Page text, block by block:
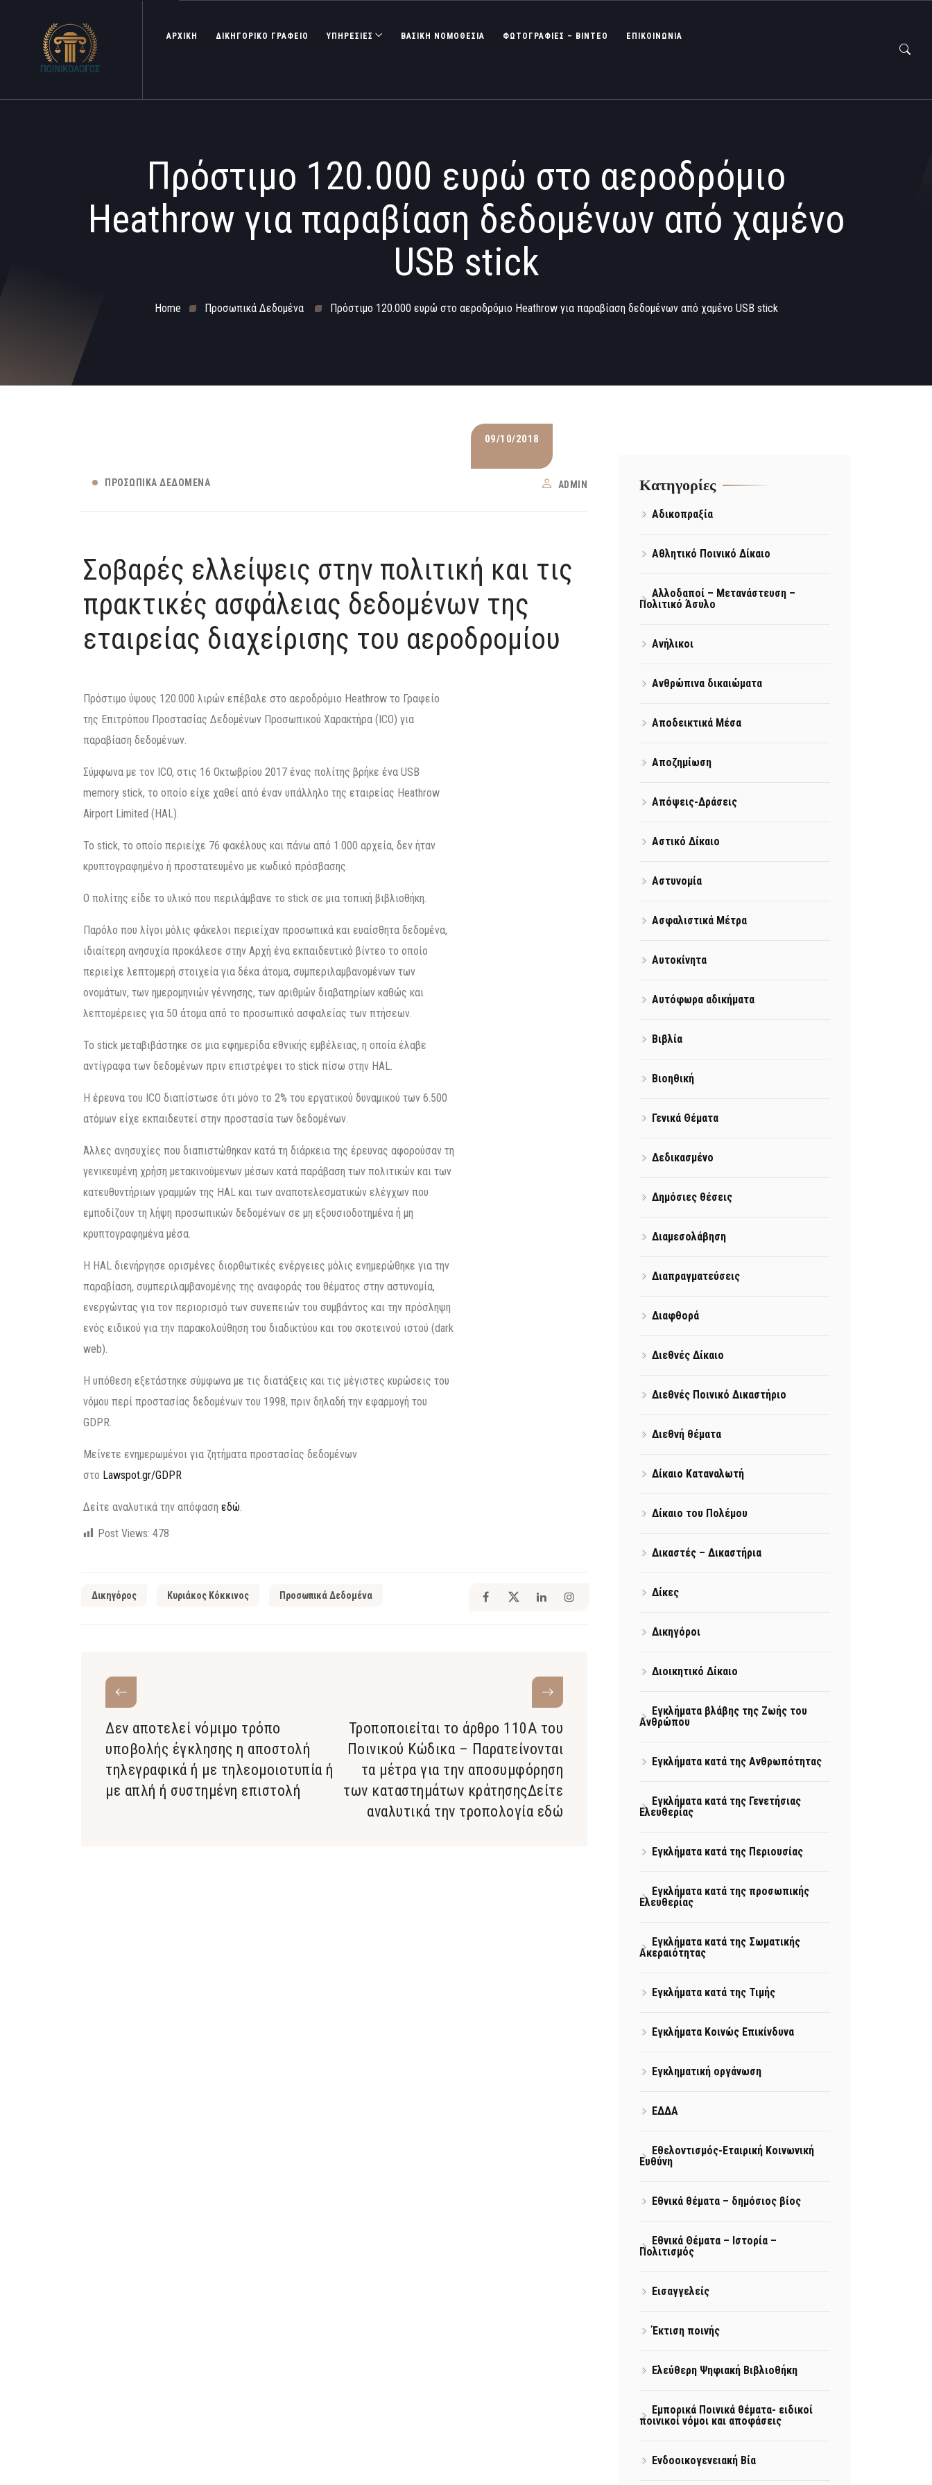
ΑΡΧΙΚΗ ΔΙΚΗΓΟΡΙΚΟ ΓΡΑΦΕΙΟ ΥΠΗΡΕΣΙΕΣ ΒΑΣΙΚΉ ΝΟΜΟΘΕΣΊΑ ΦΩΤΟΓΡΑΦΊΕΣ – ΒΊΝΤΕΟ ΕΠΙΚΟΙΝΩΝΙΑ
Πρόστιμο 120.000 ευρώ στο αεροδρόμιο
Heathrow για παραβίαση δεδομένων από χαμένο
USB stick
Home Προσωπικά Δεδομένα Πρόστιμο 120.000 ευρώ στο αεροδρόμιο Heathrow για παραβίαση δεδομένων από χαμένο USB stick
09/10/2018
ΠΡΟΣΩΠΙΚΆ ΔΕΔΟΜΈΝΑ ADMIN
Σοβαρές ελλείψεις στην πολιτική και τις
πρακτικές ασφάλειας δεδομένων της
εταιρείας διαχείρισης του αεροδρομίου
Πρόστιμο ύψους 120.000 λιρών επέβαλε στο αεροδρόμιο Heathrow το Γραφείο
της Επιτρόπου Προστασίας Δεδομένων Προσωπικού Χαρακτήρα (ICO) για
παραβίαση δεδομένων.
Σύμφωνα με τον ICO, στις 16 Οκτωβρίου 2017 ένας πολίτης βρήκε ένα USB
memory stick, το οποίο είχε χαθεί από έναν υπάλληλο της εταιρείας Heathrow
Airport Limited (HAL).
Το stick, το οποίο περιείχε 76 φακέλους και πάνω από 1.000 αρχεία, δεν ήταν
κρυπτογραφημένο ή προστατευμένο με κωδικό πρόσβασης.
Ο πολίτης είδε το υλικό που περιλάμβανε το stick σε μια τοπική βιβλιοθήκη.
Παρόλο που λίγοι μόλις φάκελοι περιείχαν προσωπικά και ευαίσθητα δεδομένα,
ιδιαίτερη ανησυχία προκάλεσε στην Αρχή ένα εκπαιδευτικό βίντεο το οποίο
περιείχε λεπτομερή στοιχεία για δέκα άτομα, συμπεριλαμβανομένων των
ονομάτων, των ημερομηνιών γέννησης, των αριθμών διαβατηρίων καθώς και
λεπτομέρειες για 50 άτομα από το προσωπικό ασφαλείας των πτήσεων.
Το stick μεταβιβάστηκε σε μια εφημερίδα εθνικής εμβέλειας, η οποία έλαβε
αντίγραφα των δεδομένων πριν επιστρέψει το stick πίσω στην HAL.
Η έρευνα του ICO διαπίστωσε ότι μόνο το 2% του εργατικού δυναμικού των 6.500
ατόμων είχε εκπαιδευτεί στην προστασία των δεδομένων.
Άλλες ανησυχίες που διαπιστώθηκαν κατά τη διάρκεια της έρευνας αφορούσαν τη
γενικευμένη χρήση μετακινούμενων μέσων κατά παράβαση των πολιτικών και των
κατευθυντήριων γραμμών της HAL και των αναποτελεσματικών ελέγχων που
εμποδίζουν τη λήψη προσωπικών δεδομένων σε μη εξουσιοδοτημένα ή μη
κρυπτογραφημένα μέσα.
Η HAL διενήργησε ορισμένες διορθωτικές ενέργειες μόλις ενημερώθηκε για την
παραβίαση, συμπεριλαμβανομένης της αναφοράς του θέματος στην αστυνομία,
ενεργώντας για τον περιορισμό των συνεπειών του συμβάντος και την πρόσληψη
ενός ειδικού για την παρακολούθηση του διαδικτύου και του σκοτεινού ιστού (dark
web).
Η υπόθεση εξετάστηκε σύμφωνα με τις διατάξεις και τις μέγιστες κυρώσεις του
νόμου περί προστασίας δεδομένων του 1998, πριν δηλαδή την εφαρμογή του
GDPR.
Μείνετε ενημερωμένοι για ζητήματα προστασίας δεδομένων
στο Lawspot.gr/GDPR
Δείτε αναλυτικά την απόφαση εδώ
Post Views: 478
Δικηγόρος Κυριάκος Κόκκινος Προσωπικά Δεδομένα
Δεν αποτελεί νόμιμο τρόπο
υποβολής έγκλησης η αποστολή
τηλεγραφικά ή με τηλεομοιοτυπία ή
με απλή ή συστημένη επιστολή
Τροποποιείται το άρθρο 110Α του
Ποινικού Κώδικα – Παρατείνονται
τα μέτρα για την αποσυμφόρηση
των καταστημάτων κράτησηςΔείτε
αναλυτικά την τροπολογία εδώ
Kατηγορίες
Αδικοπραξία
Αθλητικό Ποινικό Δίκαιο
Αλλοδαποί – Μετανάστευση –
Πολιτικό Άσυλο
Ανήλικοι
Ανθρώπινα δικαιώματα
Αποδεικτικά Μέσα
Αποζημίωση
Απόψεις-Δράσεις
Αστικό Δίκαιο
Αστυνομία
Ασφαλιστικά Μέτρα
Αυτοκίνητα
Αυτόφωρα αδικήματα
Βιβλία
Βιοηθική
Γενικά Θέματα
Δεδικασμένο
Δημόσιες θέσεις
Διαμεσολάβηση
Διαπραγματεύσεις
Διαφθορά
Διεθνές Δίκαιο
Διεθνές Ποινικό Δικαστήριο
Διεθνή θέματα
Δίκαιο Καταναλωτή
Δίκαιο του Πολέμου
Δικαστές – Δικαστήρια
Δίκες
Δικηγόροι
Διοικητικό Δίκαιο
Εγκλήματα βλάβης της Ζωής του
Ανθρώπου
Εγκλήματα κατά της Ανθρωπότητας
Εγκλήματα κατά της Γενετήσιας
Ελευθερίας
Εγκλήματα κατά της Περιουσίας
Εγκλήματα κατά της προσωπικής
Ελευθερίας
Εγκλήματα κατά της Σωματικής
Ακεραιότητας
Εγκλήματα κατά της Τιμής
Εγκλήματα Κοινώς Επικίνδυνα
Εγκληματική οργάνωση
ΕΔΔΑ
Εθελοντισμός-Εταιρική Κοινωνική
Ευθύνη
Εθνικά θέματα – δημόσιος βίος
Εθνικά Θέματα – Ιστορία –
Πολιτισμός
Εισαγγελείς
Έκτιση ποινής
Ελεύθερη Ψηφιακή Βιβλιοθήκη
Εμπορικά Ποινικά θέματα- ειδικοί
ποινικοί νόμοι και αποφάσεις
Ενδοοικογενειακή Βία